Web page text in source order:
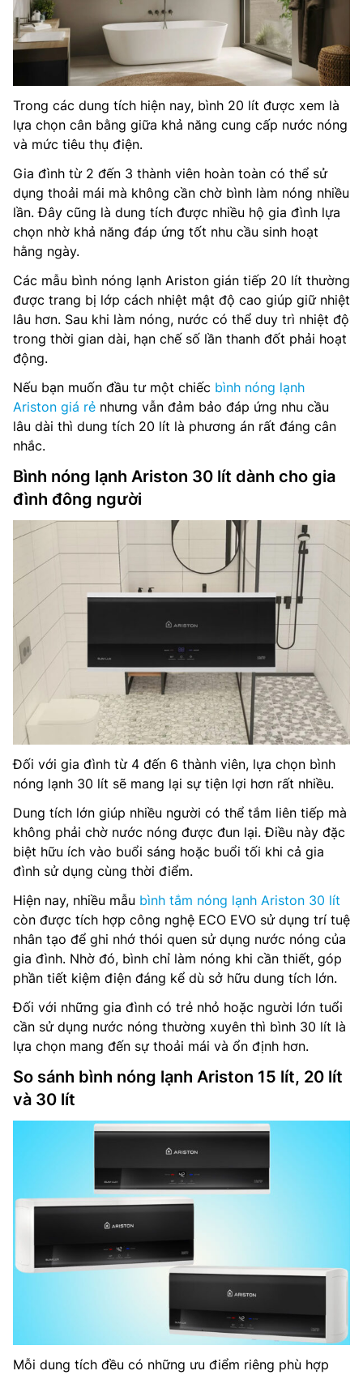
Trong các dung tích hiện nay, bình 20 lít được xem là
lựa chọn cân bằng giữa khả năng cung cấp nước nóng
và mức tiêu thụ điện.
Gia đình từ 2 đến 3 thành viên hoàn toàn có thể sử
dụng thoải mái mà không cần chờ bình làm nóng nhiều
lần. Đây cũng là dung tích được nhiều hộ gia đình lựa
chọn nhờ khả năng đáp ứng tốt nhu cầu sinh hoạt
hằng ngày.
Các mẫu bình nóng lạnh Ariston gián tiếp 20 lít thường
được trang bị lớp cách nhiệt mật độ cao giúp giữ nhiệt
lâu hơn. Sau khi làm nóng, nước có thể duy trì nhiệt độ
trong thời gian dài, hạn chế số lần thanh đốt phải hoạt
động.
Nếu bạn muốn đầu tư một chiếc bình nóng lạnh
Ariston giá rẻ nhưng vẫn đảm bảo đáp ứng nhu cầu
lâu dài thì dung tích 20 lít là phương án rất đáng cân
nhắc.
Bình nóng lạnh Ariston 30 lít dành cho gia
đình đông người
Đối với gia đình từ 4 đến 6 thành viên, lựa chọn bình
nóng lạnh 30 lít sẽ mang lại sự tiện lợi hơn rất nhiều.
Dung tích lớn giúp nhiều người có thể tắm liên tiếp mà
không phải chờ nước nóng được đun lại. Điều này đặc
biệt hữu ích vào buổi sáng hoặc buổi tối khi cả gia
đình sử dụng cùng thời điểm.
Hiện nay, nhiều mẫu bình tắm nóng lạnh Ariston 30 lít
còn được tích hợp công nghệ ECO EVO sử dụng trí tuệ
nhân tạo để ghi nhớ thói quen sử dụng nước nóng của
gia đình. Nhờ đó, bình chỉ làm nóng khi cần thiết, góp
phần tiết kiệm điện đáng kể dù sở hữu dung tích lớn.
Đối với những gia đình có trẻ nhỏ hoặc người lớn tuổi
cần sử dụng nước nóng thường xuyên thì bình 30 lít là
lựa chọn mang đến sự thoải mái và ổn định hơn.
So sánh bình nóng lạnh Ariston 15 lít, 20 lít
và 30 lít
Mỗi dung tích đều có những ưu điểm riêng phù hợp